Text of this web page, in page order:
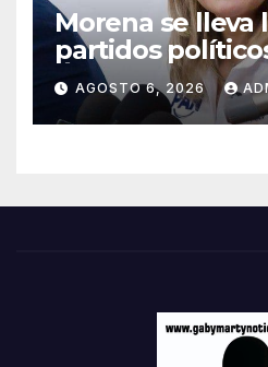
Morena se lleva
partidos
Álvarez
AGOSTO 6, 2026